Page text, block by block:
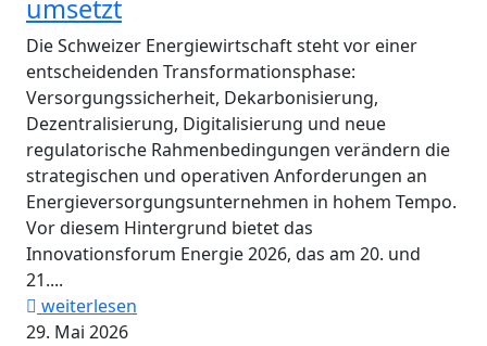
umsetzt
Die Schweizer Energiewirtschaft steht vor einer
entscheidenden Transformationsphase:
Versorgungssicherheit, Dekarbonisierung,
Dezentralisierung, Digitalisierung und neue
regulatorische Rahmenbedingungen verändern die
strategischen und operativen Anforderungen an
Energieversorgungsunternehmen in hohem Tempo.
Vor diesem Hintergrund bietet das
Innovationsforum Energie 2026, das am 20. und
21....
weiterlesen
29. Mai 2026